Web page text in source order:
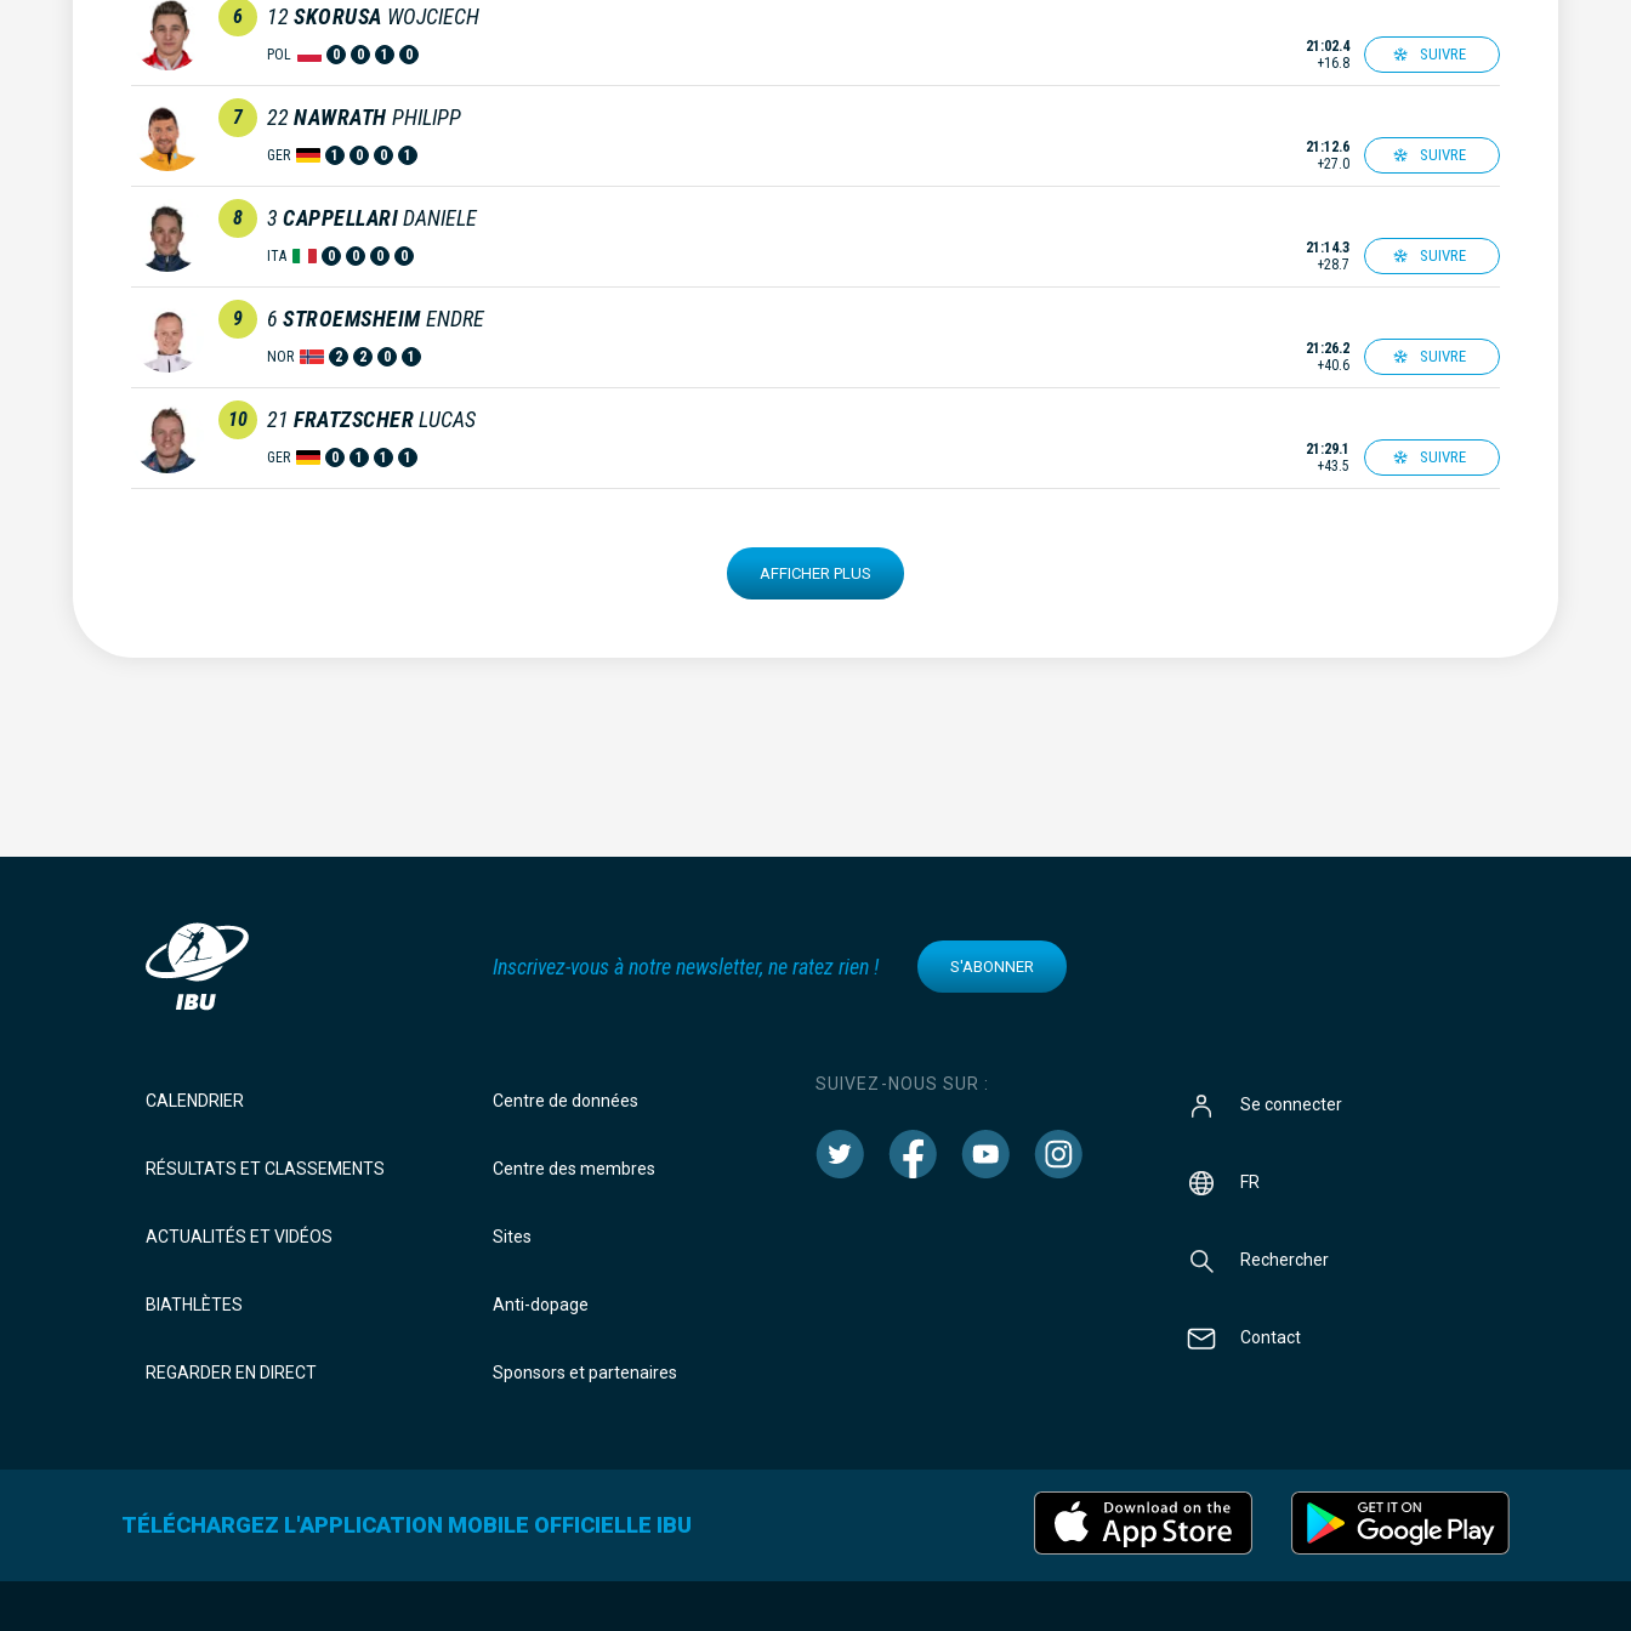
6 12 SKORUSA WOJCIECH
POL 0 0 1 0
21:02.4
+16.8
SUIVRE
7 22 NAWRATH PHILIPP
GER 1 0 0 1
21:12.6
+27.0
SUIVRE
8 3 CAPPELLARIDANIELE
ITA 0 0 0 0
21:14.3
+28.7
SUIVRE
9 6 STROEMSHEIM ENDRE
NOR 2 2 0 1
21:26.2
+40.6
SUIVRE
10 21 FRATZSCHERLUCAS
GER 0 1 1 1
21:29.1
+43.5
SUIVRE
AFFICHER PLUS
Inscrivez-vous à notre newsletter, ne ratez rien ! S'ABONNER
CALENDRIER
RÉSULTATS ET CLASSEMENTS
ACTUALITÉS ET VIDÉOS
BIATHLÈTES
REGARDER EN DIRECT
Centre de données
Centre des membres
Sites
Anti-dopage
Sponsors et partenaires
SUIVEZ-NOUS SUR :
Se connecter
FR
Rechercher
Contact
TÉLÉCHARGEZ L'APPLICATION MOBILE OFFICIELLE IBU